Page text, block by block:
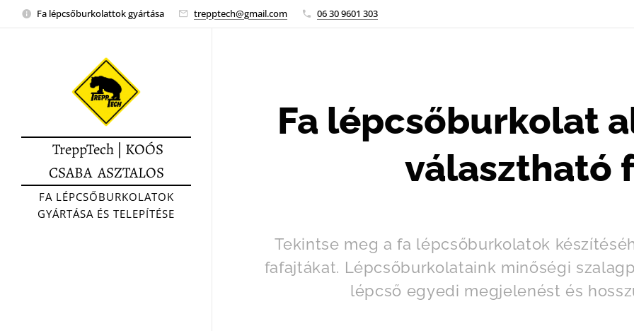
Fa lépcsőburkolattok gyártása trepptech@gmail.com 06 30 9601 303
TreppTech | KOÓS
CSABA ASZTALOS
FA LÉPCSŐBURKOLATOK
GYÁRTÁSA ÉS TELEPÍTÉSE
Fa lépcsőburkolat
választható
Tekintse meg a fa lépcsőburkolatok
fafajtákat. Lépcsőburkolataink minőségi
lépcső egyedi megjelenést és